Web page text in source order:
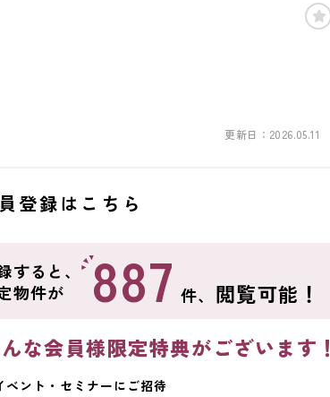
更新日：2026.05.11
登録はこちら
すると、
物件が
887 件、 閲覧可能！
な会員様限定特典がございます！
ベント・セミナーにご招待